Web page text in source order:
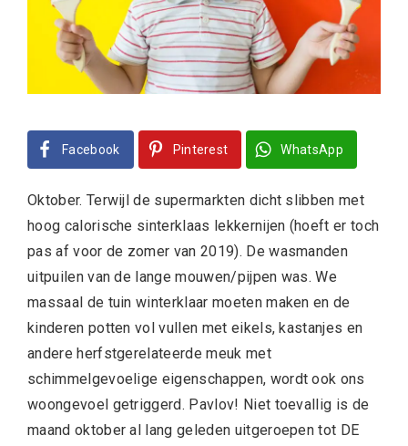
Facebook Pinterest WhatsApp
Oktober. Terwijl de supermarkten dicht slibben met
hoog calorische sinterklaas lekkernijen (hoeft er toch
pas af voor de zomer van 2019). De wasmanden
uitpuilen van de lange mouwen/pijpen was. We
massaal de tuin winterklaar moeten maken en de
kinderen potten vol vullen met eikels, kastanjes en
andere herfstgerelateerde meuk met
schimmelgevoelige eigenschappen, wordt ook ons
woongevoel getriggerd. Pavlov! Niet toevallig is de
maand oktober al lang geleden uitgeroepen tot DE